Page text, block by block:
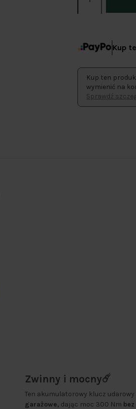
Kup
Kup ten
wymienić na
Sprawdź
Zwinny i mocny☄️
Ten akumulatorowy klucz udarowy
garażowe, dając moc 300 Nm